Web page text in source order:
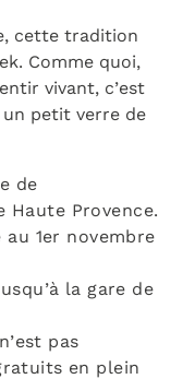
cette tradition
Comme quoi,
vivant, c’est
petit verre de
de
Haute Provence.
1er novembre
la gare de
pas
en plein